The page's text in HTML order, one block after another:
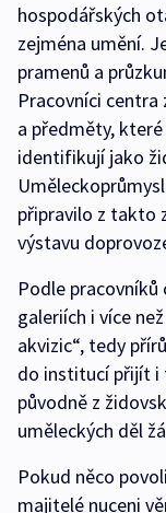
hospodářských
zejména umění.
pramenů a
Pracovníci
a předměty,
identifikují jako
připravilo z takto
výstavu
Podle pracovníků
galeriích i více
akvizic“, tedy
do institucí přijít i
původně z
uměleckých děl
Pokud něco
majitelé nuceni